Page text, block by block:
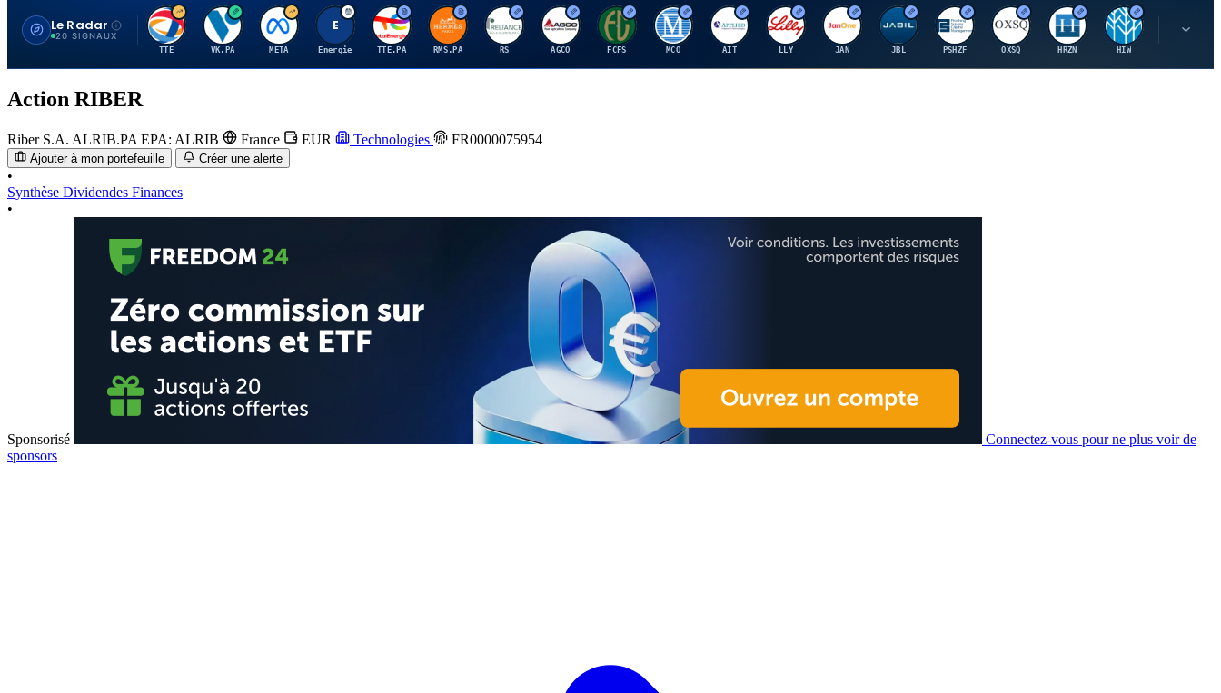
Le Radar
20 SIGNAUX
T
TTE
V
VK.PA
M
META
E
Energie
T
TTE.PA
H
RMS.PA
R
RS
A
AGCO
F
FCFS
M
MCO
A
AIT
E
LLY
J
JAN
J
JBL
P
PSHZF
O
OXSQ
H
HRZN
H
HIW
U
Action RIBER
Riber S.A. ALRIB.PA EPA: ALRIB France EUR Technologies FR0000075954
Ajouter à mon portefeuille Créer une alerte
•
Synthèse Dividendes Finances
•
Sponsorisé
Connectez-vous pour ne plus voir de
sponsors